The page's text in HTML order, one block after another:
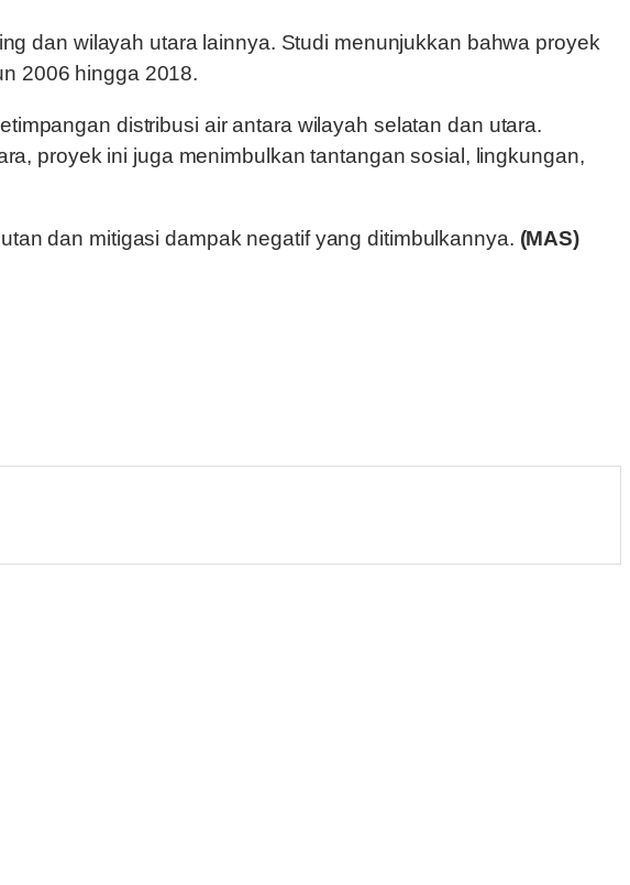
dan wilayah utara lainnya. Studi menunjukkan bahwa proyek
2006 hingga 2018.
distribusi air antara wilayah selatan dan utara.
proyek ini juga menimbulkan tantangan sosial, lingkungan,
dan mitigasi dampak negatif yang ditimbulkannya. (MAS)